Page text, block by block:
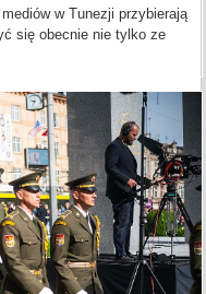
w Tunezji przybierają
się obecnie nie tylko ze